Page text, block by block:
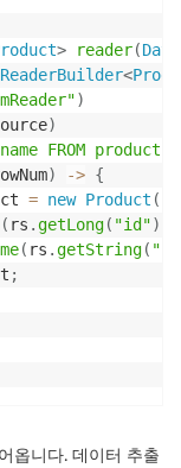
> reader(
<
)
)
FROM products"
) -> {
= new Product (
( rs .getLong( "id")
( rs .getString(
;
옵니다. 데이터 추출